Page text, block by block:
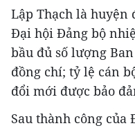
Lập Thạch là huyện
Đại hội Đảng bộ
bầu đủ số lượng
đồng chí; tỷ lệ cán
đổi mới được bảo
Sau thành công